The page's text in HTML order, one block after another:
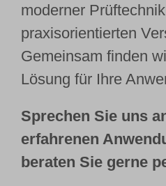
moderner
praxisorientierten
Gemeinsam finden
Lösung für Ihre
Sprechen Sie uns
erfahrenen
beraten Sie gerne